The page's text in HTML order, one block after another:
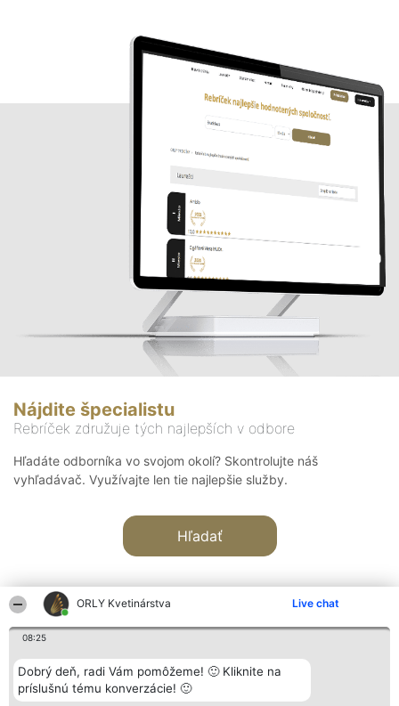
ORLY Kvetinárstva Live chat
08:25
Dobrý deň, radi Vám pomôžeme! 🙂 Kliknite na
príslušnú tému konverzácie! 🙂
Nájdite špecialistu
Rebríček združuje tých najlepších v odbore
Hľadáte odborníka vo svojom okolí? Skontrolujte náš
vyhľadávač. Využívajte len tie najlepšie služby.
Hľadať
Organizátor hodnotenia
Bright Side Solutions sp. z o.
o. sp. k.
Hodnotenie
Laureáti
Lista
Kontakt
Kontakt